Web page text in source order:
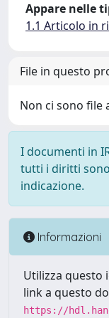
Appare nelle
1.1 Articolo in
File in questo
Non ci sono file
I documenti in
tutti i diritti
indicazione.
Informazioni
Utilizza questo
link a questo
https://